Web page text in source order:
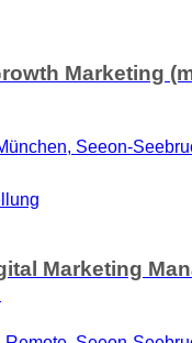
Marketing
Seeon-
Marketing